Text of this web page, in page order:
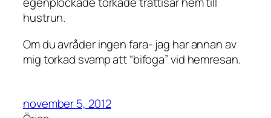
hustrun.
Om du avråder ingen fara- jag har annan av
mig torkad svamp att “bifoga” vid hemresan.
november 5, 2012